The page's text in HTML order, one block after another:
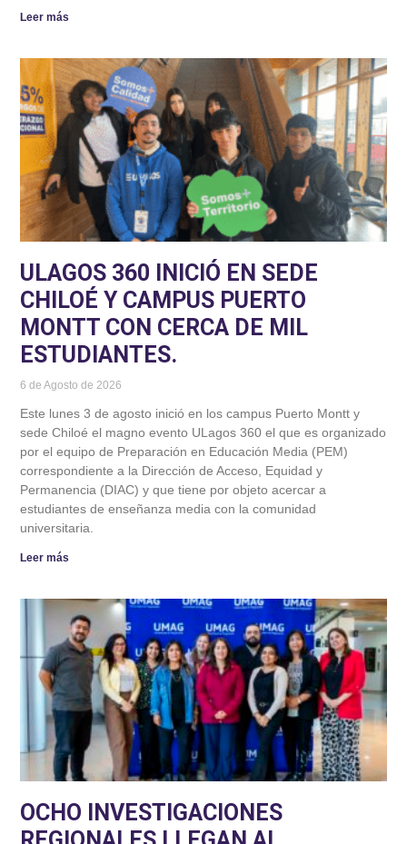
Leer más
ULAGOS 360 INICIÓ EN SEDE
CHILOÉ Y CAMPUS PUERTO
MONTT CON CERCA DE MIL
ESTUDIANTES.
6 de Agosto de 2026
Este lunes 3 de agosto inició en los campus Puerto Montt y
sede Chiloé el magno evento ULagos 360 el que es organizado
por el equipo de Preparación en Educación Media (PEM)
correspondiente a la Dirección de Acceso, Equidad y
Permanencia (DIAC) y que tiene por objeto acercar a
estudiantes de enseñanza media con la comunidad
universitaria.
Leer más
OCHO INVESTIGACIONES